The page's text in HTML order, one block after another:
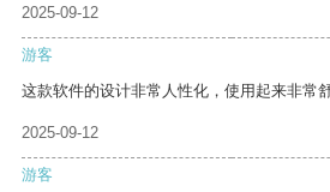
2025-09-12
游客
这款软件的设计非常人性化，使用起来非常舒
2025-09-12
游客